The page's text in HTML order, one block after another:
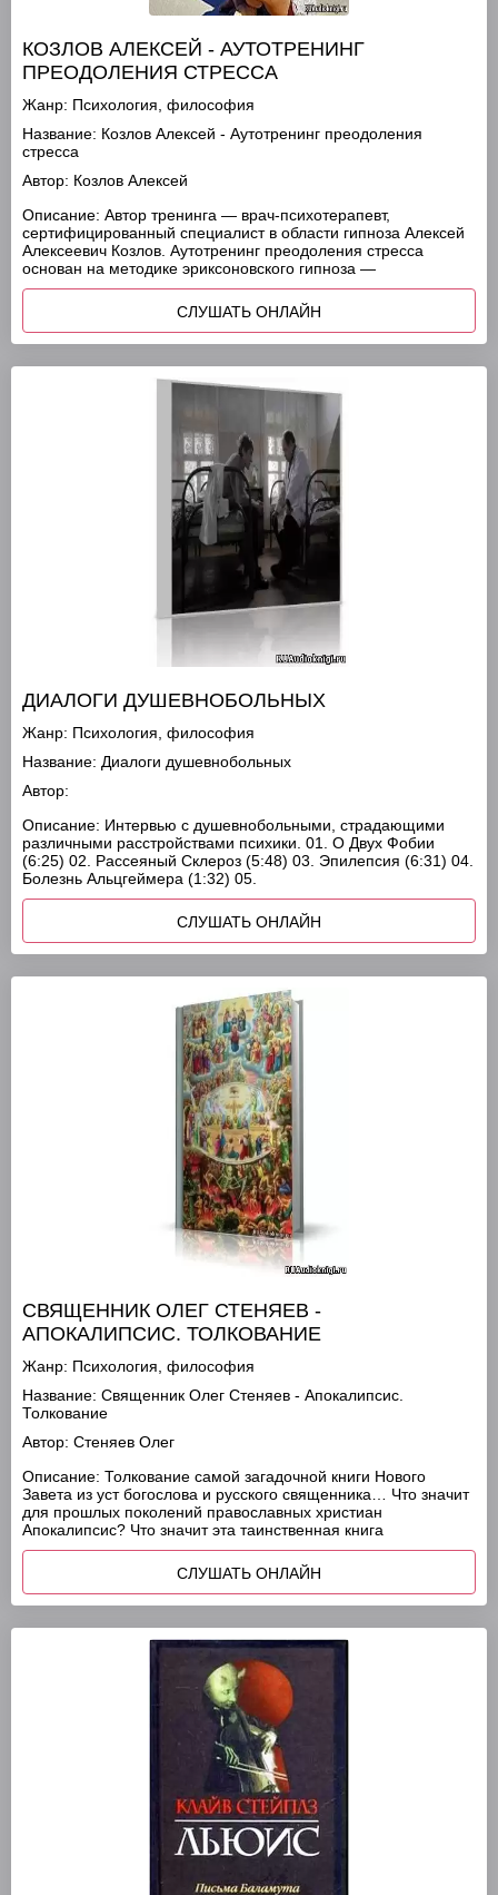
КОЗЛОВ АЛЕКСЕЙ - АУТОТРЕНИНГ
ПРЕОДОЛЕНИЯ СТРЕССА
Жанр: Психология, философия
Название: Козлов Алексей - Аутотренинг преодоления
стресса
Автор: Козлов Алексей
Описание: Автор тренинга — врач-психотерапевт,
сертифицированный специалист в области гипноза Алексей
Алексеевич Козлов. Аутотренинг преодоления стресса
основан на методике эpиксоновского гипноза —
СЛУШАТЬ ОНЛАЙН
ДИАЛОГИ ДУШЕВНОБОЛЬНЫХ
Жанр: Психология, философия
Название: Диалоги душевнобольных
Автор:
Описание: Интервью с душевнобольными, страдающими
различными расстройствами психики. 01. О Двух Фобии
(6:25) 02. Рассеяный Склероз (5:48) 03. Эпилепсия (6:31) 04.
Болезнь Альцгеймера (1:32) 05.
СЛУШАТЬ ОНЛАЙН
CВЯЩЕННИК ОЛЕГ СТЕНЯЕВ -
АПОКАЛИПСИС. ТОЛКОВАНИЕ
Жанр: Психология, философия
Название: Cвященник Олег Стеняев - Апокалипсис.
Толкование
Автор: Стеняев Олег
Описание: Толкование самой загадочной книги Нового
Завета из уст богослова и русского священника… Что значит
для прошлых поколений православных христиан
Апокалипсис? Что значит эта таинственная книга
СЛУШАТЬ ОНЛАЙН